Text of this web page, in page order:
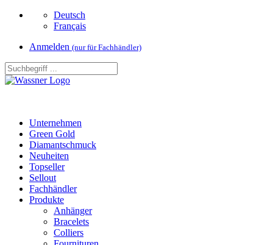
Deutsch
Français
Anmelden (nur für Fachhändler)
Unternehmen
Green Gold
Diamantschmuck
Neuheiten
Topseller
Sellout
Fachhändler
Produkte
Anhänger
Bracelets
Colliers